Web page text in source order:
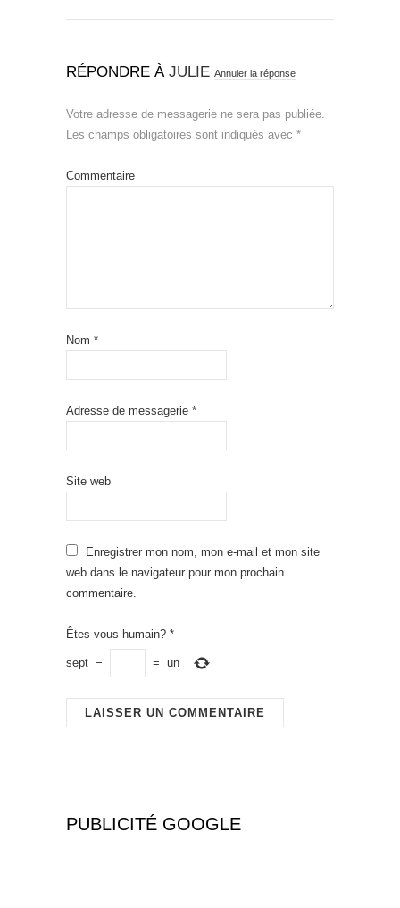
RÉPONDRE À JULIE Annuler la réponse
Votre adresse de messagerie ne sera pas publiée.
Les champs obligatoires sont indiqués avec *
Commentaire
Nom *
Adresse de messagerie *
Site web
Enregistrer mon nom, mon e-mail et mon site
web dans le navigateur pour mon prochain
commentaire.
Êtes-vous humain? *
sept − = un
PUBLICITÉ GOOGLE